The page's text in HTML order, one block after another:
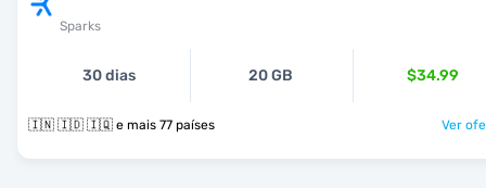
Sparks
30 dias 20 GB $34.99
🇮🇳 🇮🇩 🇮🇶 e mais 77 países Ver